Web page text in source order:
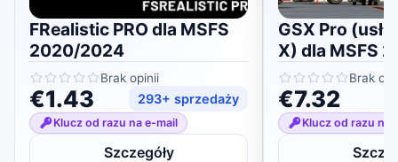
FRealistic PRO dla MSFS
2020/2024
Brak opinii
€1.43 293+ sprzedaży
Klucz od razu na e-mail
Szczegóły
GSX Pro
X) dla MSFS
Brak
€7.32
Klucz od razu na